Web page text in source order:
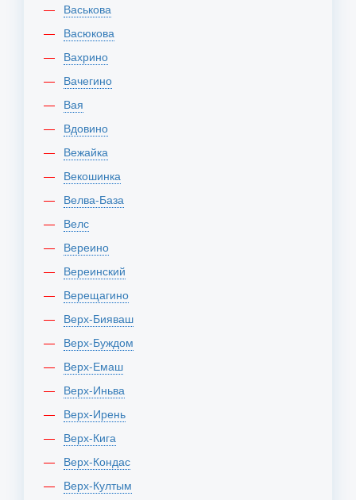
Васькова
Васюкова
Вахрино
Вачегино
Вая
Вдовино
Вежайка
Векошинка
Велва-База
Велс
Вереино
Вереинский
Верещагино
Верх-Бияваш
Верх-Буждом
Верх-Емаш
Верх-Иньва
Верх-Ирень
Верх-Кига
Верх-Кондас
Верх-Култым